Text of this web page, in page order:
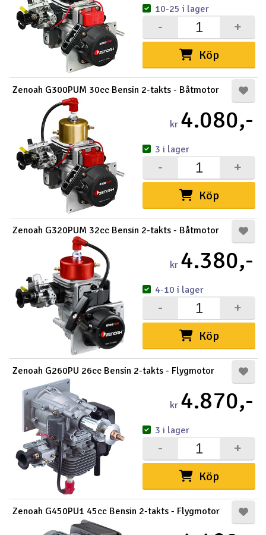
Köp
+
-
10-25 i lager
Zenoah G300PUM 30cc Bensin 2-takts - Båtmotor
kr 4.080,-
Köp
+
-
3 i lager
Zenoah G320PUM 32cc Bensin 2-takts - Båtmotor
kr 4.380,-
Köp
+
-
4-10 i lager
Zenoah G260PU 26cc Bensin 2-takts - Flygmotor
kr 4.870,-
Köp
+
-
3 i lager
Zenoah G450PU1 45cc Bensin 2-takts - Flygmotor